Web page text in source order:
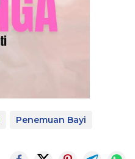
Penemuan Bayi